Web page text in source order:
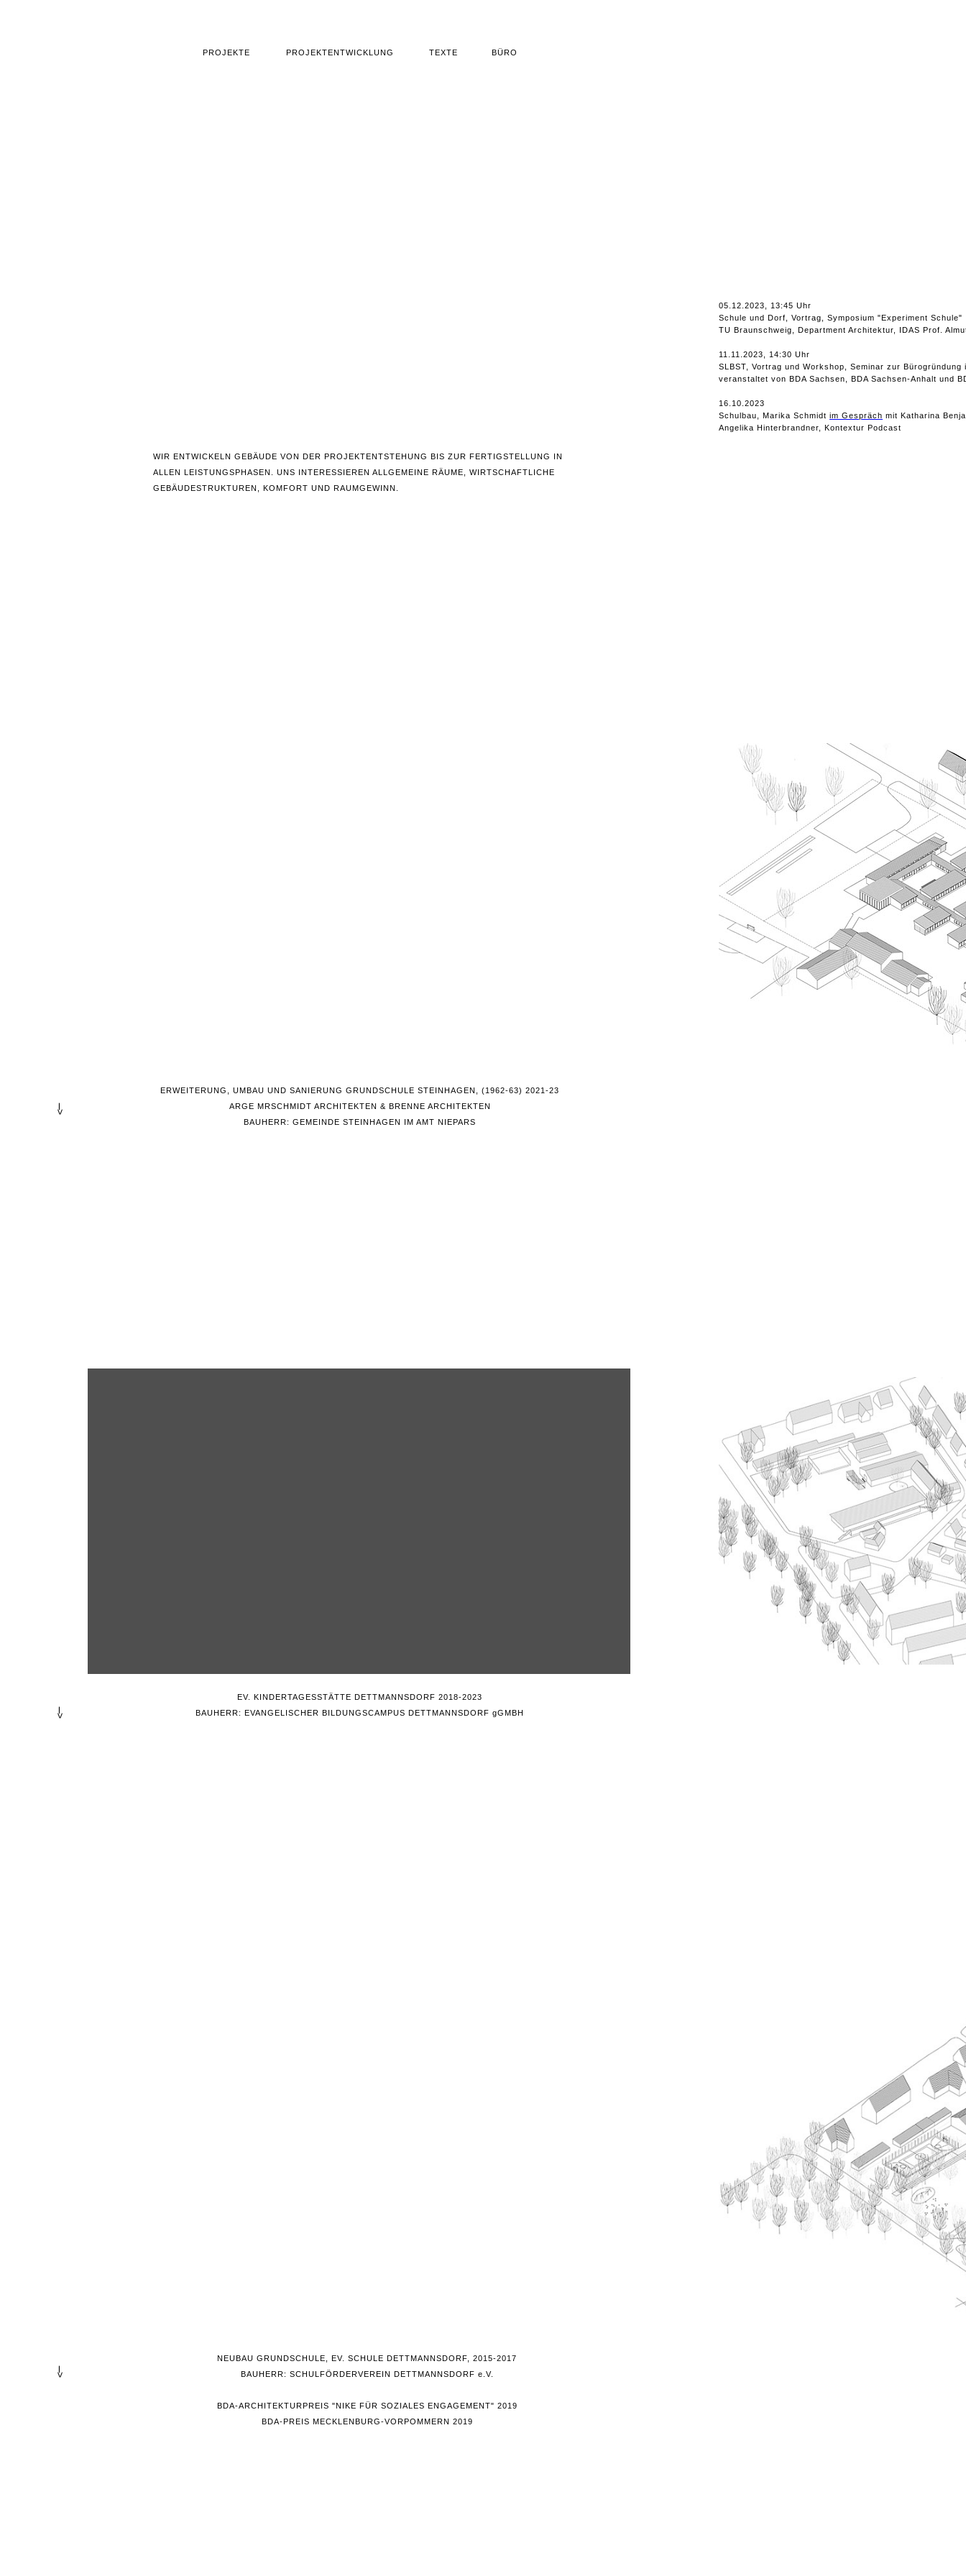
WIR ENTWICKELN GEBÄUDE VON DER PROJEKTENTSTEHUNG BIS ZUR FERTIGSTELLUNG IN
ALLEN LEISTUNGSPHASEN. UNS INTERESSIEREN ALLGEMEINE RÄUME, WIRTSCHAFTLICHE
GEBÄUDESTRUKTUREN, KOMFORT UND RAUMGEWINN.
--->
ERWEITERUNG, UMBAU UND SANIERUNG GRUNDSCHULE STEINHAGEN, (1962-63) 2021-23
ARGE MRSCHMIDT ARCHITEKTEN & BRENNE ARCHITEKTEN
BAUHERR: GEMEINDE STEINHAGEN IM AMT NIEPARS
--->
EV. KINDERTAGESSTÄTTE DETTMANNSDORF 2018-2023
BAUHERR: EVANGELISCHER BILDUNGSCAMPUS DETTMANNSDORF gGMBH
--->
NEUBAU GRUNDSCHULE, EV. SCHULE DETTMANNSDORF, 2015-2017
BAUHERR: SCHULFÖRDERVEREIN DETTMANNSDORF e.V.
BDA-ARCHITEKTURPREIS "NIKE FÜR SOZIALES ENGAGEMENT" 2019
BDA-PREIS MECKLENBURG-VORPOMMERN 2019
PROJEKTE PROJEKTENTWICKLUNG TEXTE BÜRO
05.12.2023, 13:45 Uhr
Schule und Dorf, Vortrag, Symposium "Experiment Schule"
TU Braunschweig, Department Architektur, IDAS Prof.
11.11.2023, 14:30 Uhr
SLBST, Vortrag und Workshop, Seminar zur Bürogründung
veranstaltet von BDA Sachsen, BDA Sachsen-Anhalt und
16.10.2023
Schulbau, Marika Schmidt im Gespräch mit Katharina
Angelika Hinterbrandner, Kontextur Podcast